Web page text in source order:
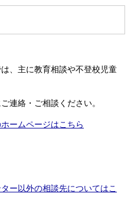
、主に教育相談や不登校児童
連絡・ご相談ください。
ームページはこちら
ー以外の相談先についてはこ